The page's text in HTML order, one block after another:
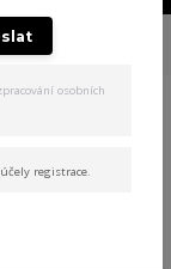
System Allover
osobních
registrace.